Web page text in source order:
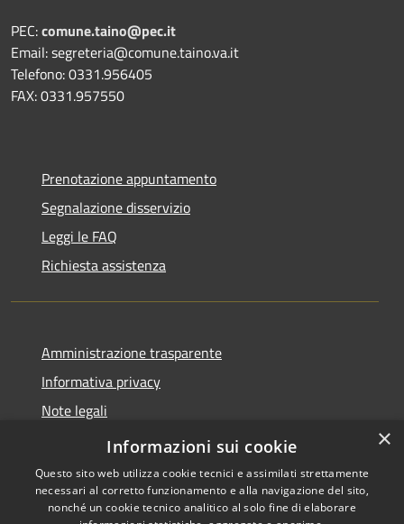
PEC:comune.taino@pec.it
Email: segreteria@comune.taino.va.it
Telefono: 0331.956405
FAX: 0331.957550
Prenotazione appuntamento
Segnalazione disservizio
Leggi le FAQ
Richiesta assistenza
Amministrazione trasparente
Informativa privacy
Note legali
Dichiarazione di accessibilità
×
Informazioni sui cookie
Questo sito web utilizza cookie tecnici e assimilati strettamente
necessari al corretto funzionamento e alla navigazione del sito,
nonché un cookie tecnico analitico al solo fine di elaborare